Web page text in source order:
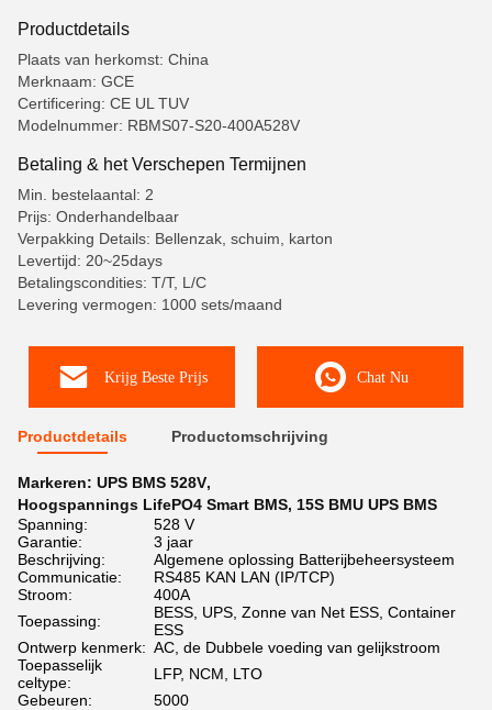
Productdetails
Plaats van herkomst: China
Merknaam: GCE
Certificering: CE UL TUV
Modelnummer: RBMS07-S20-400A528V
Betaling & het Verschepen Termijnen
Min. bestelaantal: 2
Prijs: Onderhandelbaar
Verpakking Details: Bellenzak, schuim, karton
Levertijd: 20~25days
Betalingscondities: T/T, L/C
Levering vermogen: 1000 sets/maand
Krijg Beste Prijs Chat Nu
Productdetails Productomschrijving
Markeren: UPS BMS 528V,
Hoogspannings LifePO4 Smart BMS, 15S BMU UPS BMS
Spanning:
528 V
Garantie:
3 jaar
Beschrijving:
Algemene oplossing Batterijbeheersysteem
Communicatie:
RS485 KAN LAN (IP/TCP)
Stroom:
400A
Toepassing:
BESS, UPS, Zonne van Net ESS, Container
ESS
Ontwerp kenmerk: AC, de Dubbele voeding van gelijkstroom
Toepasselijk
celtype:
LFP, NCM, LTO
Gebeuren:
5000